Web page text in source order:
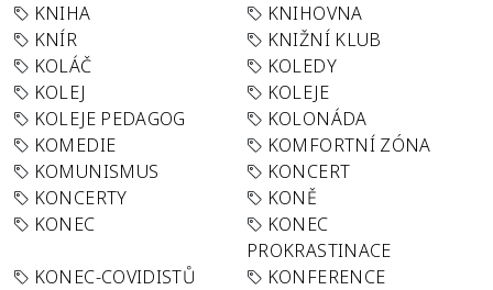
KNIHA
KNIHOVNA
KNÍR
KNIŽNÍ KLUB
KOLÁČ
KOLEDY
KOLEJ
KOLEJE
KOLEJE PEDAGOG
KOLONÁDA
KOMEDIE
KOMFORTNÍ ZÓNA
KOMUNISMUS
KONCERT
KONCERTY
KONĚ
KONEC
KONEC
PROKRASTINACE
KONEC-COVIDISTŮ
KONFERENCE